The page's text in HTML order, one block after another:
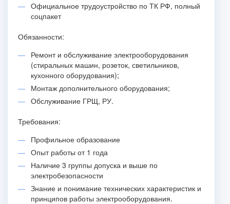
Официальное трудоустройство по ТК РФ, полный
соцпакет
Обязанности:
Ремонт и обслуживание электрооборудования
(стиральных машин, розеток, светильников,
кухонного оборудования);
Монтаж дополнительного оборудования;
Обслуживание ГРЩ, РУ.
Требования:
Профильное образование
Опыт работы от 1 года
Наличие 3 группы допуска и выше по
электробезопасности
Знание и понимание технических характеристик и
принципов работы электрооборудования.